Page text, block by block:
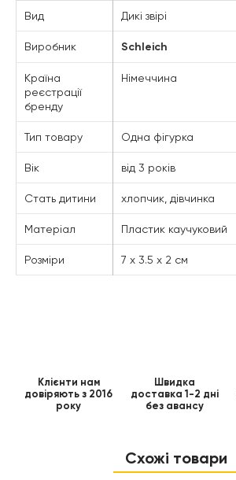
Вид Дикі звірі
Виробник Schleich
Країна
реєстрації
бренду
Німеччина
Тип товару Одна фігурка
Вік від 3 років
Стать дитини хлопчик, дівчинка
Матеріал Пластик каучуковий
Розміри 7 x 3.5 x 2 см
Клієнти нам
довіряють з 2016
року
Швидка
доставка 1-2 дні
без авансу
Схожі товари